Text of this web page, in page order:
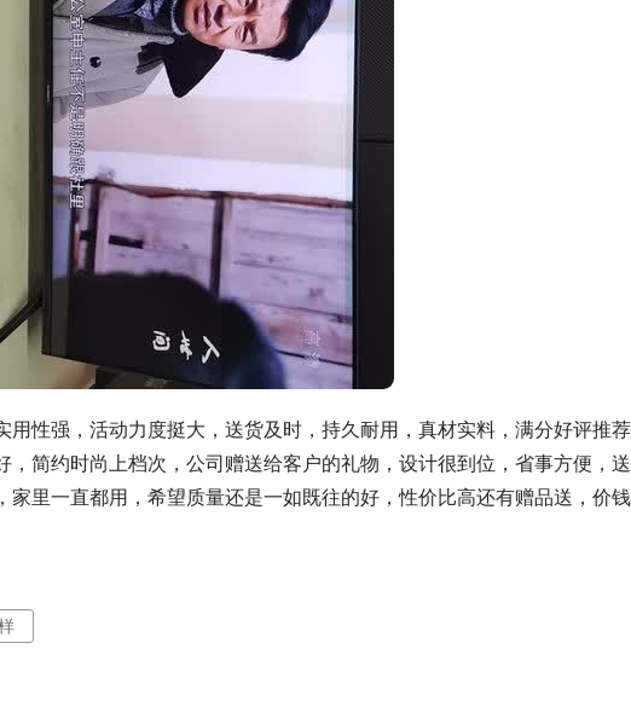
用性强，活动力度挺大，送货及时，持久耐用，真材实料，满分好评推
，简约时尚上档次，公司赠送给客户的礼物，设计很到位，省事方便，
家里一直都用，希望质量还是一如既往的好，性价比高还有赠品送，价